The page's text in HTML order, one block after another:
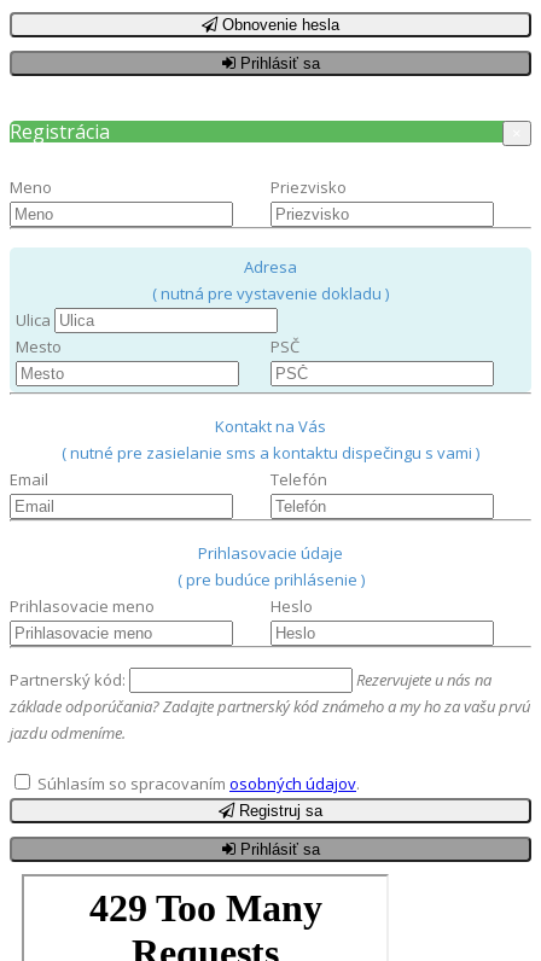
Obnovenie hesla
Prihlásiť sa
Registrácia
Meno Priezvisko
Adresa
( nutná pre vystavenie dokladu )
Ulica
Mesto
PSČ
Kontakt na Vás
( nutné pre zasielanie sms a kontaktu dispečingu s vami )
Email
Telefón
Prihlasovacie údaje
( pre budúce prihlásenie )
Prihlasovacie meno
Heslo
Partnerský kód:
Rezervujete u nás na
základe odporúčania? Zadajte partnerský kód známeho a my ho za vašu prvú
jazdu odmeníme.
Súhlasím so spracovaním osobných údajov.
Registruj sa
Prihlásiť sa